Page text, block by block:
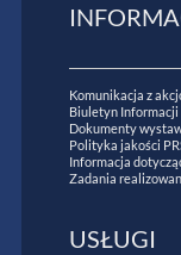
Komunikacja z
Biuletyn Informacji
Dokumenty
Polityka jakości
Informacja
Zadania
USŁUGI